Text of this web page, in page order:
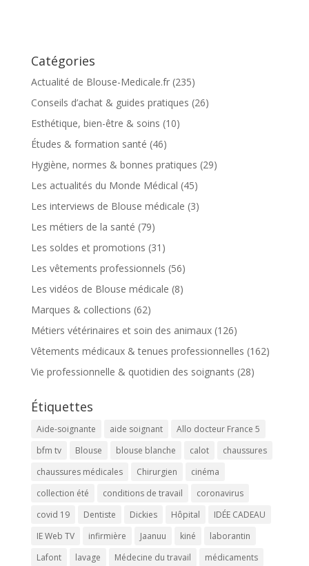
Catégories
Actualité de Blouse-Medicale.fr(235)
Conseils d’achat & guides pratiques (26)
Esthétique, bien-être & soins (10)
Études & formation santé (46)
Hygiène, normes & bonnes pratiques (29)
Les actualités du Monde Médical (45)
Les interviews de Blouse médicale (3)
Les métiers de la santé (79)
Les soldes et promotions (31)
Les vêtements professionnels (56)
Les vidéos de Blouse médicale (8)
Marques & collections (62)
Métiers vétérinaires et soin des animaux(126)
Vêtements médicaux & tenues professionnelles (162)
Vie professionnelle & quotidien des soignants (28)
Étiquettes
Aide-soignante aide soignant
Allo docteur France 5
bfm tv
Blouse blouse blanche calot
chaussures
chaussures médicales
Chirurgien
cinéma
collection été
conditions de travail
coronavirus
covid 19
Dentiste Dickies Hôpital
IDÉE CADEAU
IE Web TV
infirmière Jaanuu kiné
laborantin
Lafont
lavage Médecine du travail médicaments